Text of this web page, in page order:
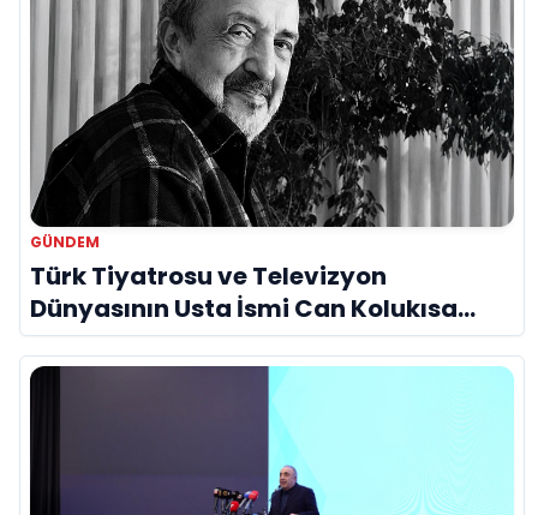
GÜNDEM
Türk Tiyatrosu ve Televizyon
Dünyasının Usta İsmi Can Kolukısa
Hayatını Kaybetti